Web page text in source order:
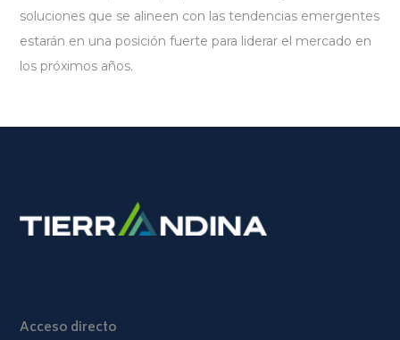
soluciones que se alineen con las tendencias emergentes
estarán en una posición fuerte para liderar el mercado en
los próximos años.
Acceso directo